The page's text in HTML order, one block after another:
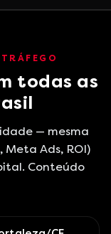
todas as
— mesma
Ads, ROI)
Conteúdo